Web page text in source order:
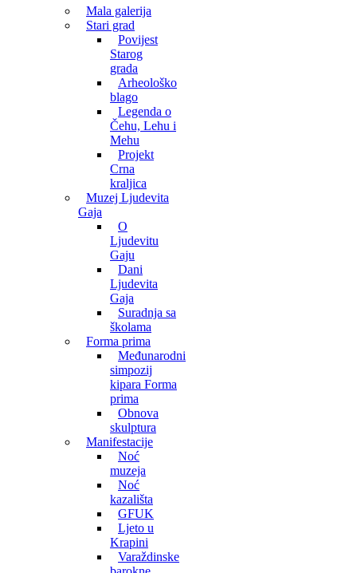
Mala galerija
Stari grad
Povijest
Starog
grada
Arheološko
blago
Legenda o
Čehu, Lehu i
Mehu
Projekt
Crna
kraljica
Muzej Ljudevita
Gaja
O
Ljudevitu
Gaju
Dani
Ljudevita
Gaja
Suradnja sa
školama
Forma prima
Međunarodni
simpozij
kipara Forma
prima
Obnova
skulptura
Manifestacije
Noć
muzeja
Noć
kazališta
GFUK
Ljeto u
Krapini
Varaždinske